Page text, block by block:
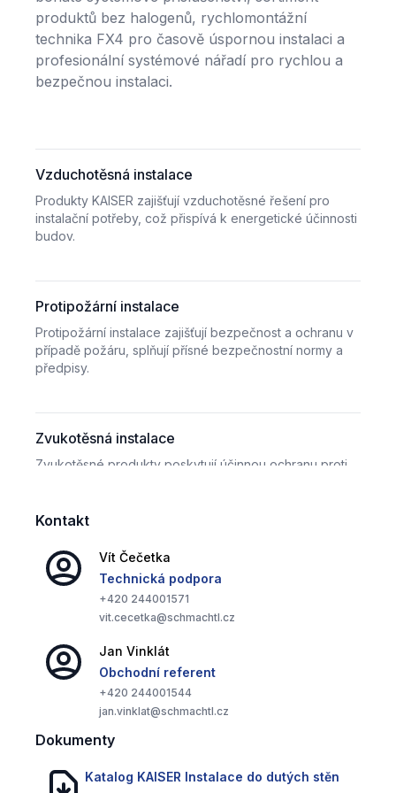
produktů bez halogenů, rychlomontážní
technika FX4 pro časově úspornou instalaci a
profesionální systémové nářadí pro rychlou a
bezpečnou instalaci.
Vzduchotěsná instalace
Produkty KAISER zajišťují vzduchotěsné řešení pro
instalační potřeby, což přispívá k energetické účinnosti
budov.
Protipožární instalace
Protipožární instalace zajišťují bezpečnost a ochranu v
případě požáru, splňují přísné bezpečnostní normy a
předpisy.
Zvukotěsná instalace
Zvukotěsné produkty poskytují účinnou ochranu proti
Protiradiační instalace
Instalační řešení pro bezolovnaté a olovnaté
protiradiační stěny nabízejí spolehlivou ochranu proti
Bohaté systémové příslušenství
Široká škála příslušenství poskytuje flexibilní a
Kontakt
Vít Čečetka
Technická podpora
+420 244001571
vit.cecetka@schmachtl.cz
Jan Vinklát
Obchodní referent
+420 244001544
jan.vinklat@schmachtl.cz
Dokumenty
Katalog KAISER Instalace do dutých stěn